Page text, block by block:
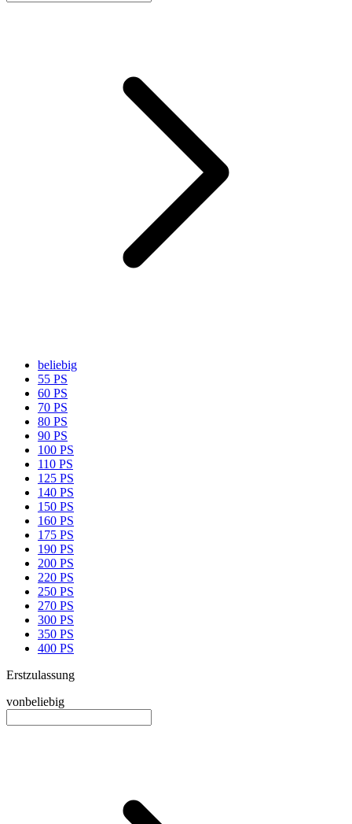
beliebig
55 PS
60 PS
70 PS
80 PS
90 PS
100 PS
110 PS
125 PS
140 PS
150 PS
160 PS
175 PS
190 PS
200 PS
220 PS
250 PS
270 PS
300 PS
350 PS
400 PS
Erstzulassung
vonbeliebig